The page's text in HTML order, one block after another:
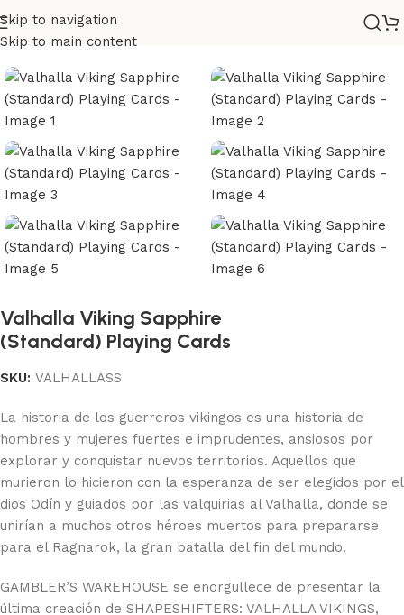
Skip to navigation
Skip to main content
Casa/ Barajas/Diseño
Valhalla Viking Sapphire
(Standard) Playing Cards
SKU: VALHALLASS
La historia de los guerreros vikingos es una historia de
hombres y mujeres fuertes e imprudentes, ansiosos por
explorar y conquistar nuevos territorios. Aquellos que
murieron lo hicieron con la esperanza de ser elegidos por el
dios Odín y guiados por las valquirias al Valhalla, donde se
unirían a muchos otros héroes muertos para prepararse
para el Ragnarok, la gran batalla del fin del mundo.
GAMBLER’S WAREHOUSE se enorgullece de presentar la
última creación de SHAPESHIFTERS: VALHALLA VIKINGS,